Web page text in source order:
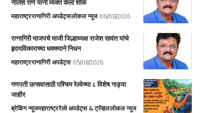
नीलेश राणे यांनी व्यक्त केला शोक
महाराष्ट्ररत्नागिरी अपडेट्सलोकल न्यूज 06/08/2026
रत्नागिरी भाजपचे माजी जिल्हाध्यक्ष राजेश सावंत यांचे
हृदयविकाराच्या धक्क्याने निधन
महाराष्ट्ररत्नागिरी अपडेट्स 05/08/2026
गणपती उत्सवासाठी पश्चिम रेल्वेच्या ८ विशेष गाड्या
जाहीर
ब्रेकिंग न्यूजमहाराष्ट्ररेल्वे अपडेट्स & ट्रॅव्हललोकल न्यूज